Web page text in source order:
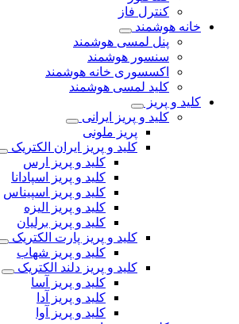
کنترل فاز
خانه هوشمند
پنل لمسی هوشمند
سنسور هوشمند
اکسسوری خانه هوشمند
کلید لمسی هوشمند
کلید و پریز
کلید و پریز ایرانی
پریز ملونی
کلید و پریز ایران الکتریک
کلید و پریز ارس
کلید و پریز اسپادانا
کلید و پریز اسپیناس
کلید و پریز الیزه
کلید و پریز برلیان
کلید و پریز پارت الکتریک
کلید و پریز شهاب
کلید و پریز دلند الکتریک
کلید و پریز آسا
کلید و پریز آدا
کلید و پریز آوا